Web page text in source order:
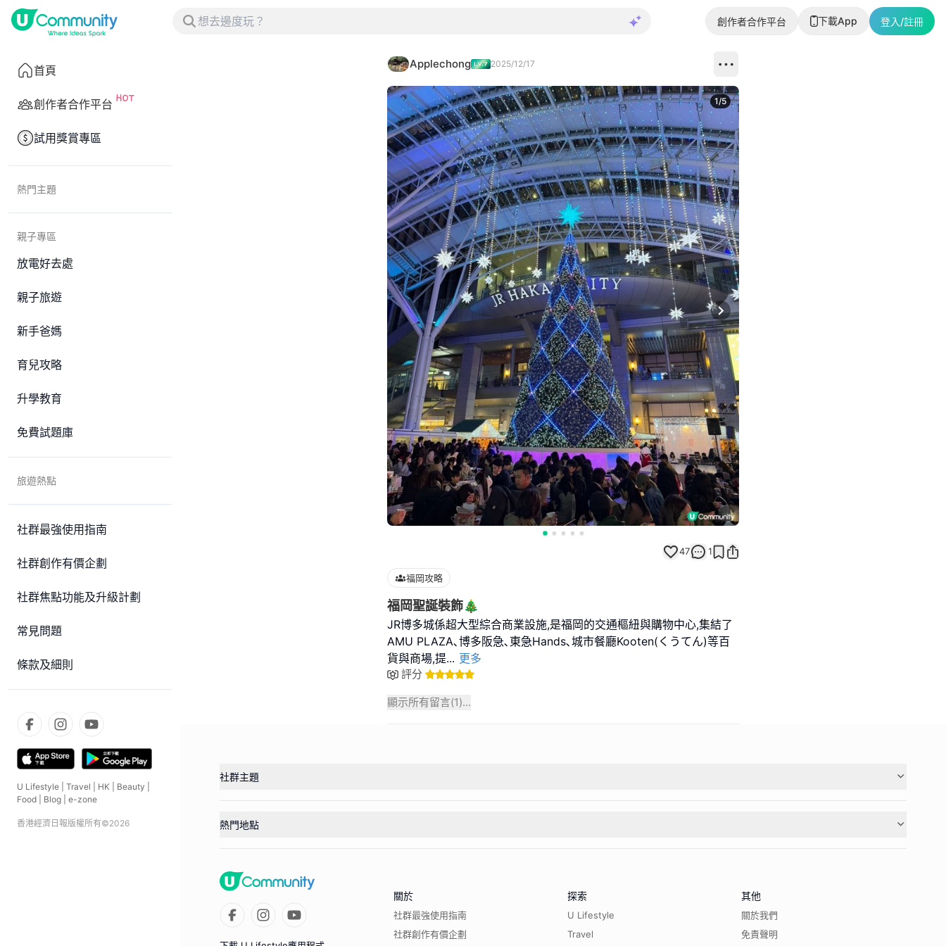
創作者合作平台 下載App 登入/註冊
首頁
創作者合作平台
試用獎賞專區
熱門主題
親子專區
放電好去處
親子旅遊
新手爸媽
育兒攻略
升學教育
免費試題庫
旅遊熱點
社群最強使用指南
社群創作有價企劃
社群焦點功能及升級計劃
常見問題
條款及細則
U Lifestyle Travel HK Beauty
Food
Blog e-zone
香港經濟日報版權所有©2026
Applechong 2025/12/17
Next slide
1/5
47 1
福岡攻略
福岡聖誕裝飾🎄
JR博多城係超大型綜合商業設施,是福岡的交通樞紐與購物中心,集結了
AMU PLAZA､博多阪急､東急Hands､城市餐廳Kooten(くうてん)等百
貨與商場,提... 更多
評分
顯示所有留言(1)...
社群主題
熱門地點
關於
社群最強使用指南
社群創作有價企劃
探索
U Lifestyle
Travel
其他
關於我們
免責聲明